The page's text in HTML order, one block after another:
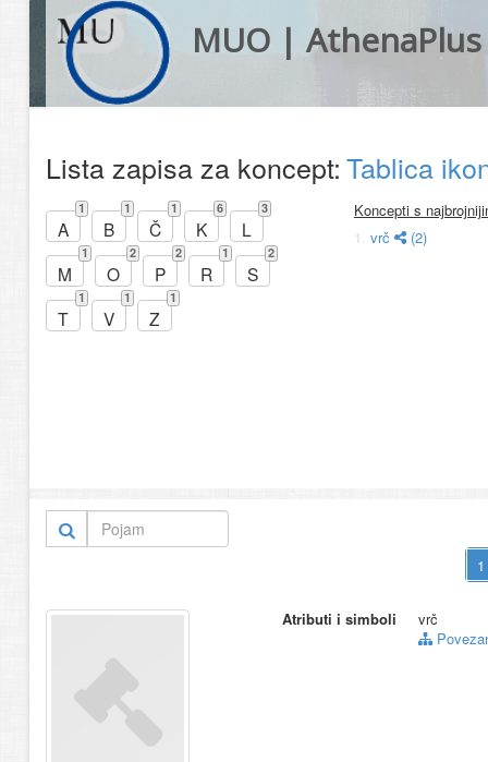
MUO | AthenaPlus
Lista zapisa za koncept:Tablica
A
1
B
1
Č
1
K
6
L
3
M
1
O
2
P
2
R
1
S
2
T
1
V
1
Z
1
Koncepti s
1. vrč (2)
Atributi i simboli
vrč